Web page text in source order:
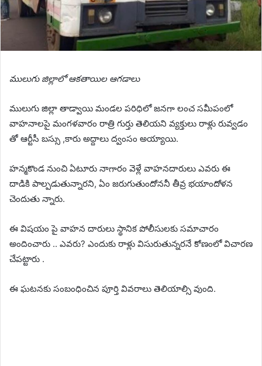
ములుగు జిల్లాలో ఆకతాయిల ఆగడాలు
ములుగు జిల్లా తాడ్వాయి మండల పరిధిలో జనగా లంచ సమీపంలో
వాహనాలపై మంగళవారం రాత్రి గుర్తు తెలియని వ్యక్తులు రాళ్లు రువ్వడం
తో ఆర్టీసీ బస్సు ,కారు అద్దాలు ద్వంసం అయ్యాయి.
హన్మకొండ నుంచి ఏటూరు నాగారం వెళ్లే వాహనదారులు ఎవరు ఈ
దాడికి పాల్పడుతున్నారని, ఏం జరుగుతుందోననీ తీవ్ర భయాందోళన
చెందుతు న్నారు.
ఈ విషయం పై వాహన దారులు స్థానిక పోలీసులకు సమాచారం
అందించారు .. ఎవరు? ఎందుకు రాళ్లు విసురుతున్నరనే కోణంలో విచారణ
చేపట్టారు .
ఈ ఘటనకు సంబంధించిన పూర్తి వివరాలు తెలియాల్సి వుంది.